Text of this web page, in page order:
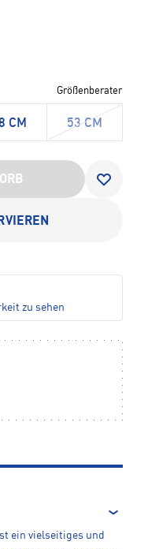
Größenberater
CM 53 CM
zu sehen
ein vielseitiges und